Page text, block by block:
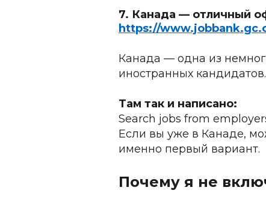
7. Канада — отличный
https://
Канада — одна из
иностранных кандидатов.
Там так и написано:
Search jobs from
Если вы уже в Канаде,
именно первый вариант.
Почему я не